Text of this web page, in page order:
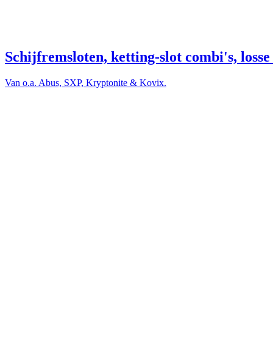
Schijfremsloten, ketting-slot combi's, losse
Van o.a. Abus, SXP, Kryptonite & Kovix.